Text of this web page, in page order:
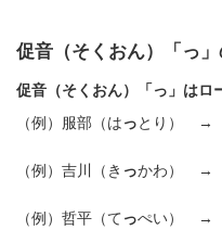
促音（そくおん）「っ
促音（そくおん）「っ」はロ
（例）服部（はっとり） →
（例）吉川（き っかわ） →
（例）哲平（てっぺい） →